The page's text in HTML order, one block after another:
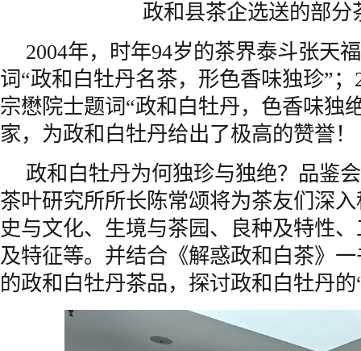
政和县茶企选送的部分
2004年，时年94岁的茶界泰斗张天
词“政和白牡丹名茶，形色香味独珍”；
宗懋院士题词“政和白牡丹，色香味独
家，为政和白牡丹给出了极高的赞誉！
政和白牡丹为何独珍与独绝？品鉴
茶叶研究所所长陈常颂将为茶友们深
史与文化、生境与茶园、良种及特性
及特征等。并结合《解惑政和白茶》
的政和白牡丹茶品，探讨政和白牡丹的